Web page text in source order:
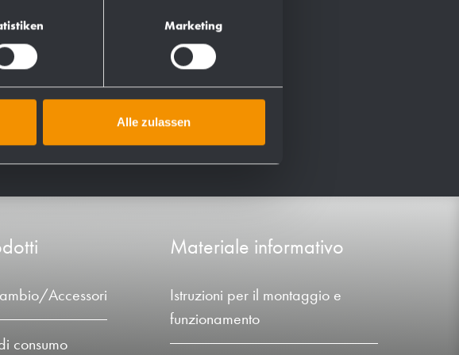
Marketing
Alle zulassen
Accessori
consumo
Materiale informativo
Istruzioni per il montaggio e
funzionamento